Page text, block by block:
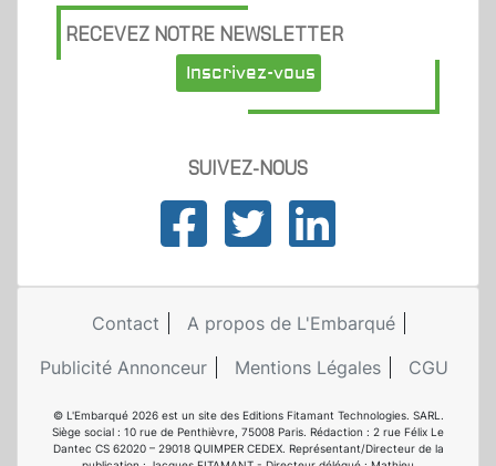
RECEVEZ NOTRE NEWSLETTER
Inscrivez-vous
SUIVEZ-NOUS
Contact
A propos de L'Embarqué
Publicité Annonceur
Mentions Légales CGU
© L'Embarqué 2026 est un site des Editions Fitamant Technologies. SARL.
Siège social : 10 rue de Penthièvre, 75008 Paris. Rédaction : 2 rue Félix Le
Dantec CS 62020 – 29018 QUIMPER CEDEX. Représentant/Directeur de la